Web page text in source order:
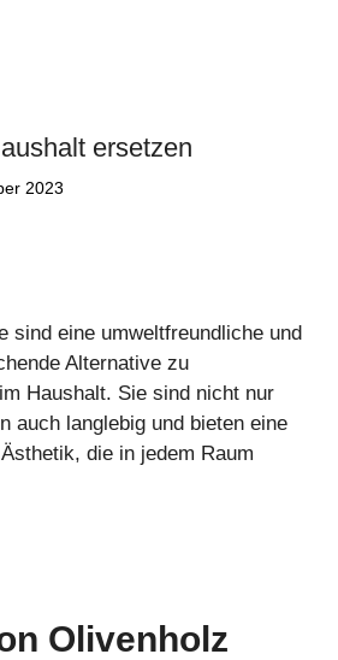
ersetzen
2023
sind eine umweltfreundliche und
Alternative zu
Haushalt. Sie sind nicht nur
auch langlebig und bieten eine
die in jedem Raum
Olivenholz